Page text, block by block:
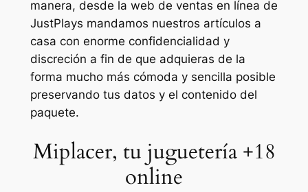
manera, desde la web de ventas en línea de
JustPlays mandamos nuestros artículos a
casa con enorme confidencialidad y
discreción a fin de que adquieras de la
forma mucho más cómoda y sencilla posible
preservando tus datos y el contenido del
paquete.
Miplacer, tu juguetería +18
online